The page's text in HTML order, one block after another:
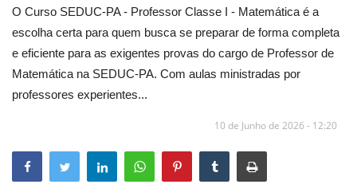
Apostila Impressa
Cursos Online
O Curso SEDUC-PA - Professor Classe I - Matemática é a
escolha certa para quem busca se preparar de forma completa
e eficiente para as exigentes provas do cargo de Professor de
Matemática na SEDUC-PA. Com aulas ministradas por
professores experientes...
10 de Junho de 2026 - 12:20